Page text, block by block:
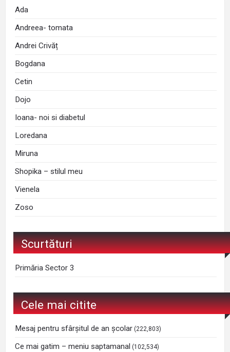
Ada
Andreea- tomata
Andrei Crivăț
Bogdana
Cetin
Dojo
Ioana- noi si diabetul
Loredana
Miruna
Shopika – stilul meu
Vienela
Zoso
Scurtături
Primăria Sector 3
Cele mai citite
Mesaj pentru sfârșitul de an școlar (222,803)
Ce mai gatim – meniu saptamanal (102,534)